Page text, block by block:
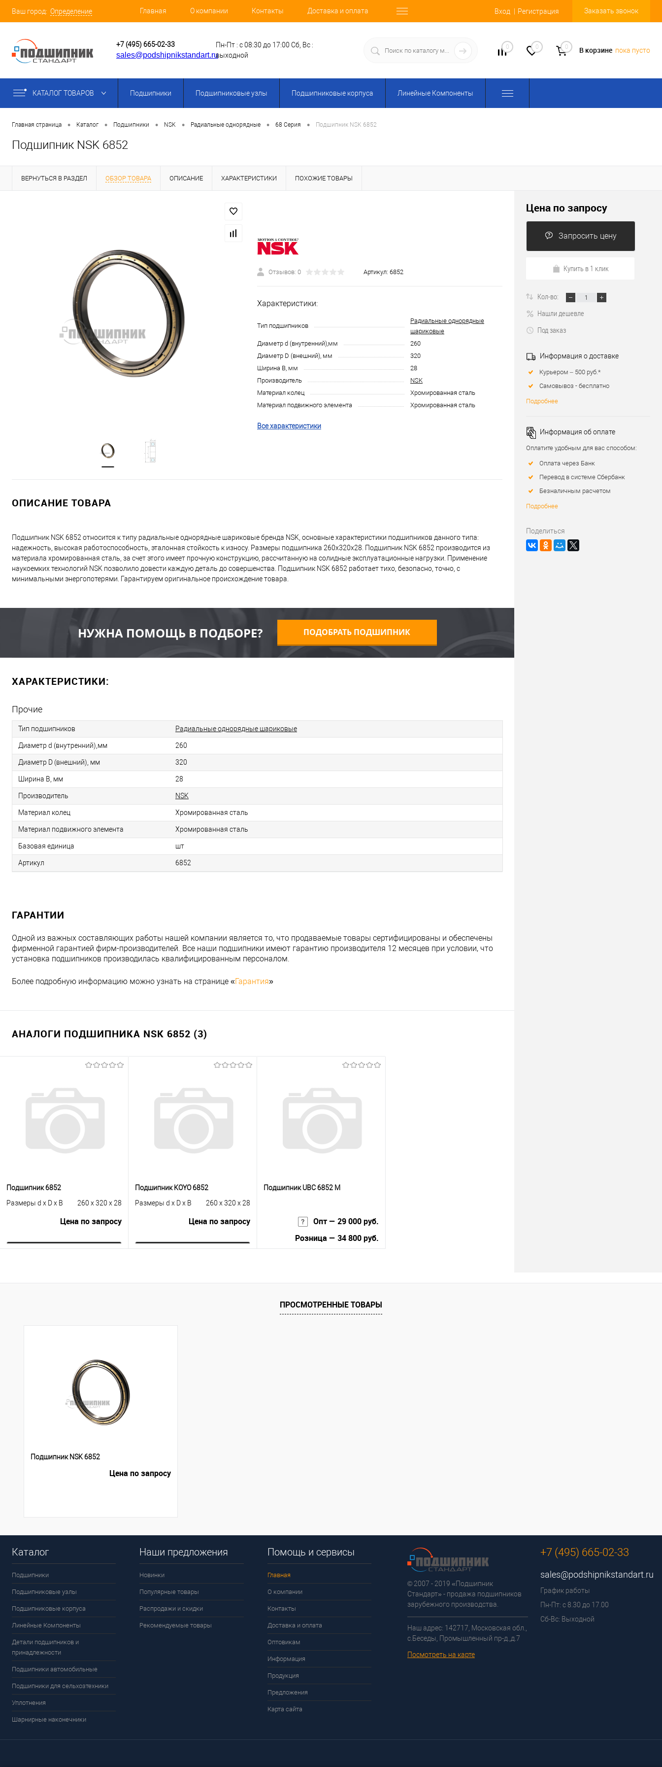
Ваш город: Определение Главная О компании Контакты Доставка и оплата Вход Регистрация Заказать звонок
+7 (495) 665-02-33
sales@podshipnikstandart.ru
Пн-Пт : с 08:30 до 17:00 Сб, Вс :
выходной
0 0 0 В корзине пока пусто
КАТАЛОГ ТОВАРОВ Подшипники Подшипниковые узлы Подшипниковые корпуса Линейные Компоненты
Главная страница • Каталог • Подшипники • NSK • Радиальные однорядные • 68 Серия • Подшипник NSK 6852
Подшипник NSK 6852
ВЕРНУТЬСЯ В РАЗДЕЛ ОБЗОР ТОВАРА ОПИСАНИЕ ХАРАКТЕРИСТИКИ ПОХОЖИЕ ТОВАРЫ
Отзывов: 0 Артикул: 6852
Характеристики:
Тип подшипников
Радиальные однорядные
шариковые
Диаметр d (внутренний),мм
260
Диаметр D (внешний), мм
320
Ширина B, мм
28
Производитель
NSK
Материал колец
Хромированная сталь
Материал подвижного элемента
Хромированная сталь
Все характеристики
ОПИСАНИЕ ТОВАРА
Подшипник NSK 6852 относится к типу радиальные однорядные шариковые бренда NSK, основные характеристики подшипников данного типа:
надежность, высокая работоспособность, эталонная стойкость к износу. Размеры подшипника 260x320x28. Подшипник NSK 6852 производится из
материала хромированная сталь, за счет этого имеет прочную конструкцию, рассчитанную на солидные эксплуатационные нагрузки. Применение
наукоемких технологий NSK позволило довести каждую деталь до совершенства. Подшипник NSK 6852 работает тихо, безопасно, точно, с
минимальными энергопотерями. Гарантируем оригинальное происхождение товара.
НУЖНА ПОМОЩЬ В ПОДБОРЕ? ПОДОБРАТЬ ПОДШИПНИК
ХАРАКТЕРИСТИКИ:
Прочие
Тип подшипников Радиальные однорядные шариковые
Диаметр d (внутренний),мм 260
Диаметр D (внешний), мм 320
Ширина B, мм 28
Производитель NSK
Материал колец Хромированная сталь
Материал подвижного элемента Хромированная сталь
Базовая единица шт
Артикул 6852
ГАРАНТИИ
Одной из важных составляющих работы нашей компании является то, что продаваемые товары сертифицированы и обеспечены
фирменной гарантией фирм-производителей. Все наши подшипники имеют гарантию производителя 12 месяцев при условии, что
установка подшипников производилась квалифицированным персоналом.
Более подробную информацию можно узнать на странице «Гарантия»
АНАЛОГИ ПОДШИПНИКА NSK 6852 (3)
Подшипник 6852
Размеры d x D x B
260 x 320 x 28
Цена по запросу
Купить в 1 клик
К сравнению
Подшипник KOYO 6852
Размеры d x D x B
260 x 320 x 28
Цена по запросу
Купить в 1 клик
К сравнению
Подшипник UBC 6852 M
Опт — 29 000 руб.
Розница — 34 800 руб.
В избранное
Под заказ
Цена по запросу
Запросить цену
Купить в 1 клик
Кол-во:
Нашли дешевле
Под заказ
Информация о доставке
Курьером – 500 руб.*
Самовывоз - бесплатно
Подробнее
Информация об оплате
Оплатите удобным для вас способом:
Оплата через Банк
Перевод в системе Сбербанк
Безналичным расчетом
Подробнее
Поделиться
ПРОСМОТРЕННЫЕ ТОВАРЫ
Подшипник NSK 6852
Цена по запросу
Каталог
Подшипники
Подшипниковые узлы
Подшипниковые корпуса
Линейные Компоненты
Детали подшипников и
принадлежности
Подшипники автомобильные
Подшипники для сельхозтехники
Уплотнения
Шарнирные наконечники
Наши предложения
Новинки
Популярные товары
Распродажи и скидки
Рекомендуемые товары
Помощь и сервисы
Главная
О компании
Контакты
Доставка и оплата
Оптовикам
Информация
Продукция
Предложения
Карта сайта
© 2007 - 2019 «Подшипник
Стандарт» - продажа подшипников
зарубежного производства.
Наш адрес: 142717, Московская обл.,
с.Беседы, Промышленный пр-д.,д.7
Посмотреть на карте
+7 (495) 665-02-33
sales@podshipnikstandart.ru
График работы
Пн-Пт: с 8.30 до 17.00
Сб-Вс: Выходной